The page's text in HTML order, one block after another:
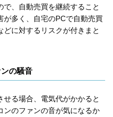
、自動売買を継続すること
が多く、自宅のPCで自動売買
どに対するリスクが付きまと
の騒音
せる場合、電気代がかかると
ンのファンの音が気になるか